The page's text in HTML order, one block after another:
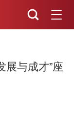
展与成才”座